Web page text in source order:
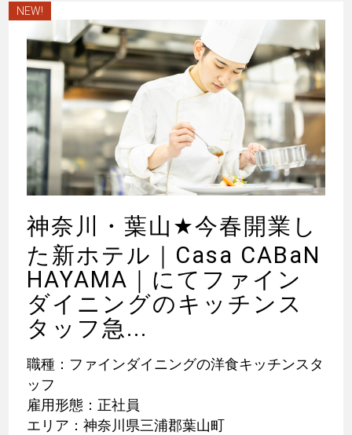
NEW!
神奈川・葉山 ★今春開業し
た新ホテル｜Casa CABaN
HAYAMA｜にてファイン
ダイニングのキッチンス
タッフ急...
職種：ファインダイニングの洋食キッチンスタ
ッフ
雇用形態：正社員
エリア：神奈川県三浦郡葉山町